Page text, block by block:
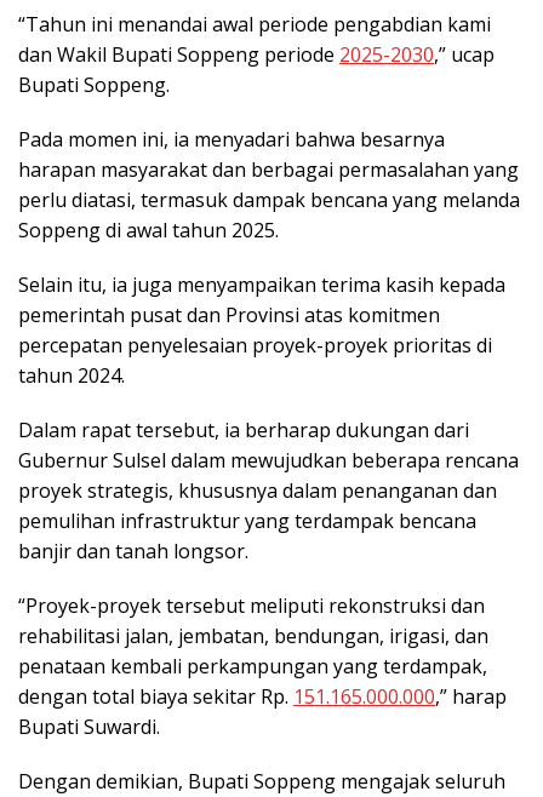
“Tahun ini menandai awal periode pengabdian kami
dan Wakil Bupati Soppeng periode 2025-2030,” ucap
Bupati Soppeng.
Pada momen ini, ia menyadari bahwa besarnya
harapan masyarakat dan berbagai permasalahan yang
perlu diatasi, termasuk dampak bencana yang melanda
Soppeng di awal tahun 2025.
Selain itu, ia juga menyampaikan terima kasih kepada
pemerintah pusat dan Provinsi atas komitmen
percepatan penyelesaian proyek-proyek prioritas di
tahun 2024.
Dalam rapat tersebut, ia berharap dukungan dari
Gubernur Sulsel dalam mewujudkan beberapa rencana
proyek strategis, khususnya dalam penanganan dan
pemulihan infrastruktur yang terdampak bencana
banjir dan tanah longsor.
“Proyek-proyek tersebut meliputi rekonstruksi dan
rehabilitasi jalan, jembatan, bendungan, irigasi, dan
penataan kembali perkampungan yang terdampak,
dengan total biaya sekitar Rp. 151.165.000.000,” harap
Bupati Suwardi.
Dengan demikian, Bupati Soppeng mengajak seluruh